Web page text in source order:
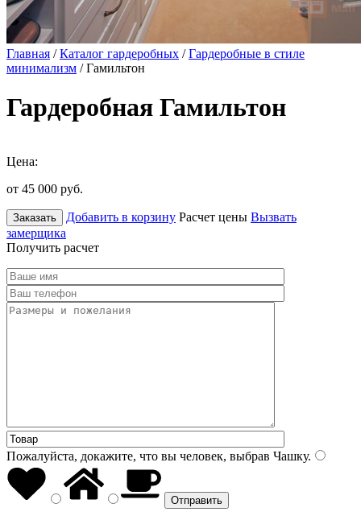
Главная /Каталог гардеробных /Гардеробные в стиле
минимализм / Гамильтон
Гардеробная Гамильтон
Цена:
от 45 000 руб.
Заказать Добавить в корзину Расчет цены Вызвать
замерщика
Получить расчет
Пожалуйста, докажите, что вы человек, выбрав Чашку.